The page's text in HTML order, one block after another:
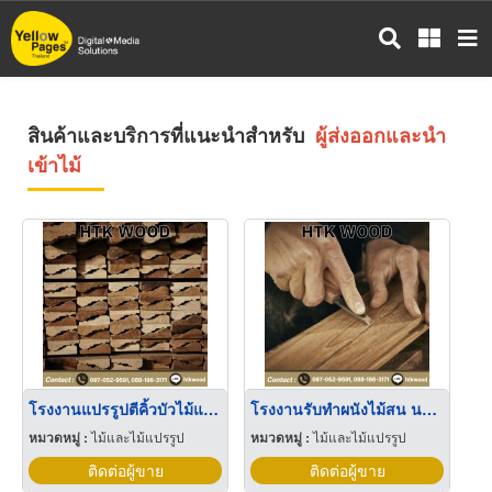
ข้าม
ไป
สินค้าและบริการที่แนะนำสำหรับ ผู้ส่งออกและนำ
เข้าไม้
โรงงานแปรรูปตีคิ้วบัวไม้แอช นนทบุรี
หมวดหมู่ :ไม้และไม้แปรรูป
ติดต่อผู้ขาย
โรงงานรับทำผนังไม้สน นนทบุรี
หมวดหมู่ :ไม้และไม้แปรรูป
ติดต่อผู้ขาย